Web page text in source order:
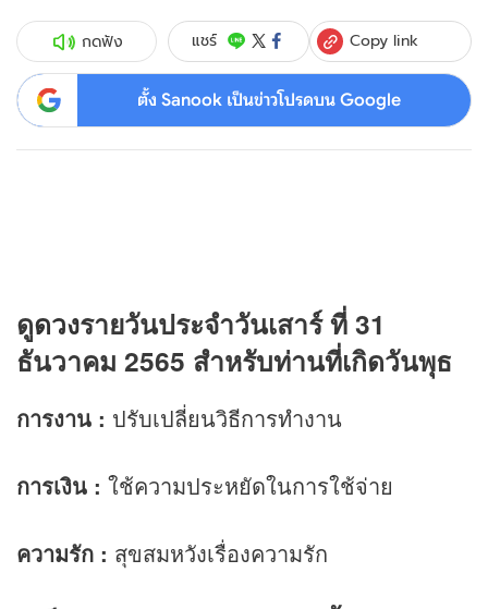
กดฟัง แชร์ Copy link
ตั้ง Sanook เป็นข่าวโปรดบน Google
ดูดวงรายวันประจำวันเสาร์ ที่ 31
ธันวาคม 2565 สำหรับท่านที่เกิดวันพุธ
การงาน : ปรับเปลี่ยนวิธีการทำงาน
การเงิน : ใช้ความประหยัดในการใช้จ่าย
ความรัก : สุขสมหวังเรื่องความรัก